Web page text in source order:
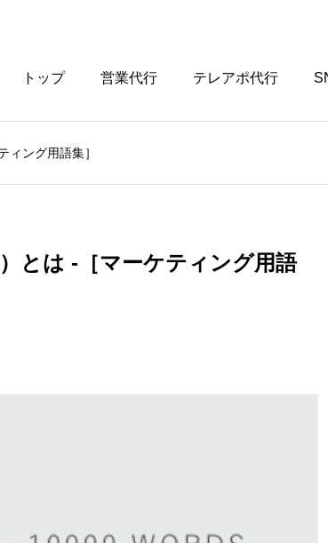
トップ 営業代行 テレアポ代行
ング用語集］
とは -［マーケティング用語